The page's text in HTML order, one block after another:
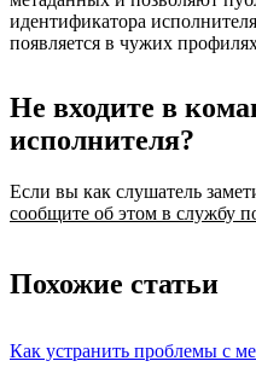
идентификатора
появляется в чужих
Не входите в
исполнителя?
Если вы как слушатель
сообщите об этом в службу
Похожие статьи
Как устранить проблемы с